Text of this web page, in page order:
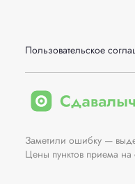
Пользовательское
Заметили ошибку —
Цены пунктов приема на